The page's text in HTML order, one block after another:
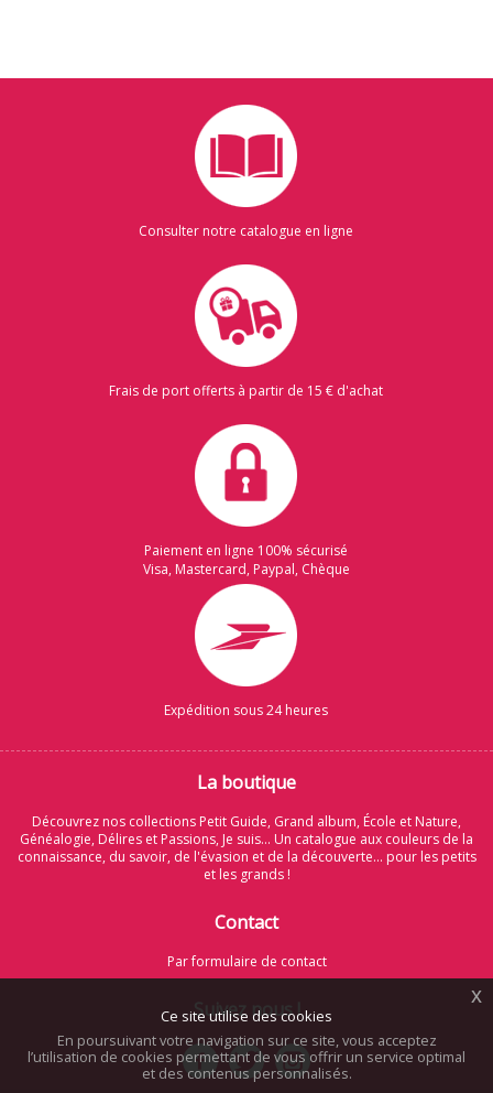
Ce site utilise des cookies
En poursuivant votre navigation sur ce site, vous acceptez
l’utilisation de cookies permettant de vous offrir un service optimal
et des contenus personnalisés.
x
Consulter notre catalogue en ligne
Frais de port offerts à partir de 15 € d'achat
Paiement en ligne 100% sécurisé
Visa, Mastercard, Paypal, Chèque
Expédition sous 24 heures
La boutique
Découvrez nos collections Petit Guide, Grand album, École et Nature,
Généalogie, Délires et Passions, Je suis... Un catalogue aux couleurs de la
connaissance, du savoir, de l'évasion et de la découverte... pour les petits
et les grands !
Contact
Par formulaire de contact
Suivez nous !